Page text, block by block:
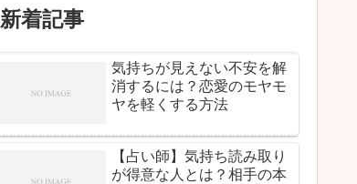
新着記事
気持ちが見えない不安を解
消するには？恋愛のモヤモ
ヤを軽くする方法
【占い師】気持ち読み取り
が得意な人とは？相手の本